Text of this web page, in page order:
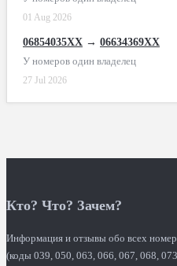
01 Aug 2026
06854035XX → 06634369XX
У номеров один владелец
27 Jul 2026
Кто? Что? Зачем?
Информация и отзывы обо всех
(коды 039, 050, 063, 066, 067, 068,